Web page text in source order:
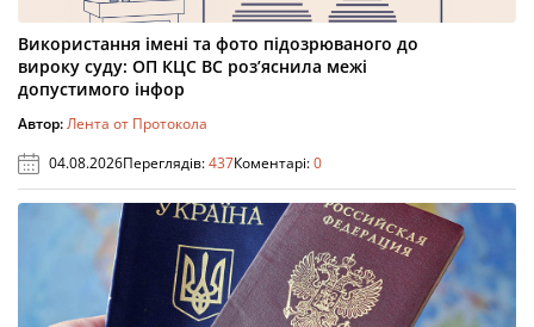
Використання імені та фото підозрюваного до
вироку суду: ОП КЦС ВС роз’яснила межі
допустимого інфор
Автор:Лента от Протокола
04.08.2026Переглядів:437Коментарі:0